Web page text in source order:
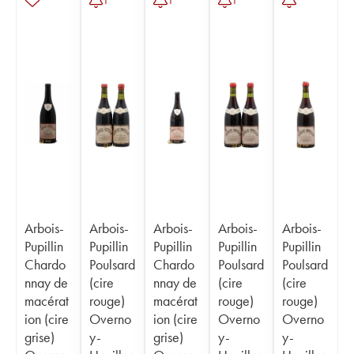
Arbois-
Pupillin
Chardo
nnay de
macérat
ion (cire
grise)
Arbois-
Pupillin
Poulsard
(cire
rouge)
Overno
y-
Arbois-
Pupillin
Chardo
nnay de
macérat
ion (cire
grise)
Arbois-
Pupillin
Poulsard
(cire
rouge)
Overno
y-
Arbois-
Pupillin
Poulsard
(cire
rouge)
Overno
y-